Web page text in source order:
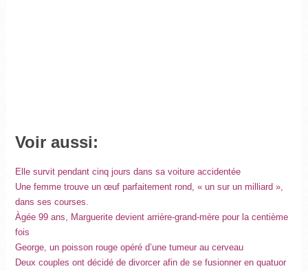
Voir aussi:
Elle survit pendant cinq jours dans sa voiture accidentée
Une femme trouve un œuf parfaitement rond, « un sur un milliard »,
dans ses courses.
Àgée 99 ans, Marguerite devient arrière-grand-mère pour la centième
fois
George, un poisson rouge opéré d’une tumeur au cerveau
Deux couples ont décidé de divorcer afin de se fusionner en quatuor